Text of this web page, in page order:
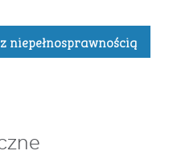
niepełnosprawnością